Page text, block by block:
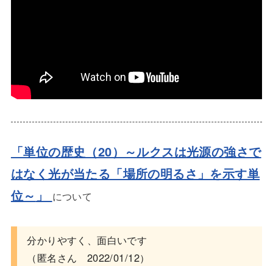
「単位の歴史（20）～ルクスは光源の強さで
はなく光が当たる「場所の明るさ」を示す単
位～ 」 について
分かりやすく、面白いです
（匿名さん 2022/01/12）